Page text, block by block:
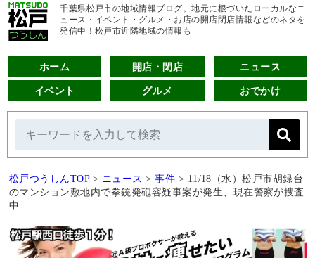
千葉県松戸市の地域情報ブログ。地元に根づいたローカルなニ
ュース・イベント・グルメ・お店の開店閉店情報などのネタを
発信中！松戸市近隣地域の情報も
ホーム 開店・閉店 ニュース
イベント グルメ おでかけ
松戸つうしんTOP > ニュース > 事件 > 11/18（水）松戸市胡録台
のマンション敷地内で拳銃発砲容疑事案が発生、現在警察が捜査
中